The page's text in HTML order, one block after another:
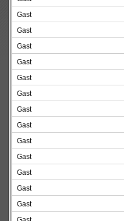
Gast
Gast
Gast
Gast
Gast
Gast
Gast
Gast
Gast
Gast
Gast
Gast
Gast